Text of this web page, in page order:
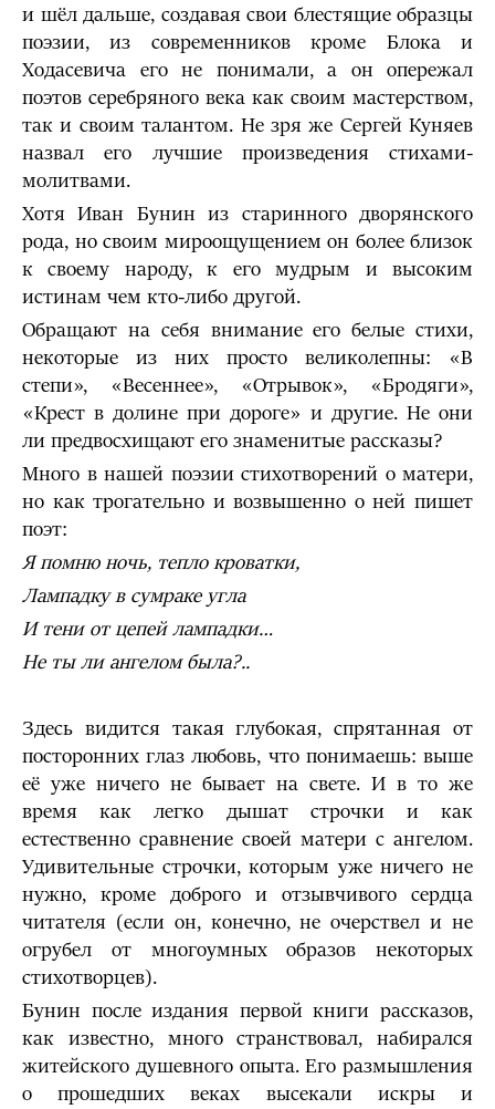
и шёл дальше, создавая свои блестящие образцы
поэзии, из современников кроме Блока и
Ходасевича его не понимали, а он опережал
поэтов серебряного века как своим мастерством,
так и своим талантом. Не зря же Сергей Куняев
назвал его лучшие произведения стихами-
молитвами.
Хотя Иван Бунин из старинного дворянского
рода, но своим мироощущением он более близок
к своему народу, к его мудрым и высоким
истинам чем кто-либо другой.
Обращают на себя внимание его белые стихи,
некоторые из них просто великолепны: «В
степи», «Весеннее», «Отрывок», «Бродяги»,
«Крест в долине при дороге» и другие. Не они
ли предвосхищают его знаменитые рассказы?
Много в нашей поэзии стихотворений о матери,
но как трогательно и возвышенно о ней пишет
поэт:
Я помню ночь, тепло кроватки,
Лампадку в сумраке угла
И тени от цепей лампадки…
Не ты ли ангелом была?..
Здесь видится такая глубокая, спрятанная от
посторонних глаз любовь, что понимаешь: выше
её уже ничего не бывает на свете. И в то же
время как легко дышат строчки и как
естественно сравнение своей матери с ангелом.
Удивительные строчки, которым уже ничего не
нужно, кроме доброго и отзывчивого сердца
читателя (если он, конечно, не очерствел и не
огрубел от многоумных образов некоторых
стихотворцев).
Бунин после издания первой книги рассказов,
как известно, много странствовал, набирался
житейского душевного опыта. Его размышления
о прошедших веках высекали искры и